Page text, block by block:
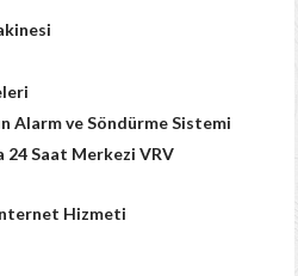
Alarm ve Söndürme Sistemi
24 Saat Merkezi VRV
Hizmeti